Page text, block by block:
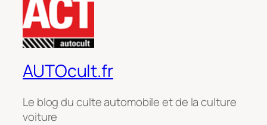
AUTOcult.fr
Le blog du culte automobile et de la culture
voiture